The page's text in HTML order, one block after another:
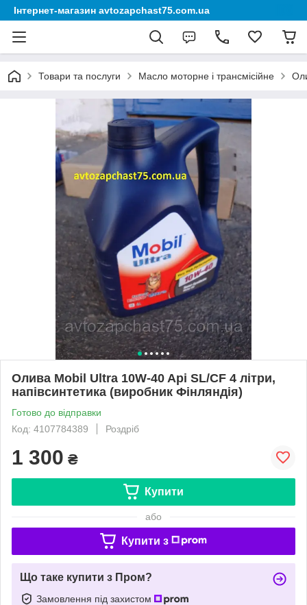
Інтернет-магазин avtozapchast75.com.ua
Товари та послуги Масло моторне і трансмісійне
Олива Mobil Ultra 10W-40 Api SL/CF 4 літри,
напівсинтетика (виробник Фінляндія)
Готово до відправки
Код: 4107784389
Роздріб
1 300 ₴
Купити
або
Купити з
Що таке купити з Пром?
Замовлення під захистом